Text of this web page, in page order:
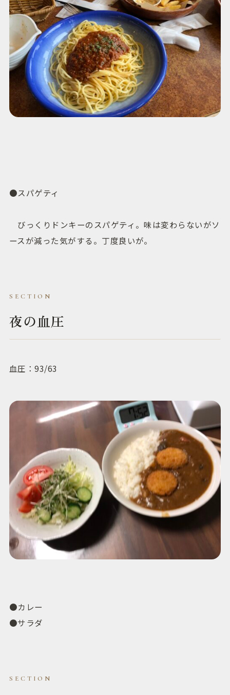
●スパゲティ
びっくりドンキーのスパゲティ。味は変わらないがソ
ースが減った気がする。丁度良いが。
夜の血圧
血圧：93/63
●カレー
●サラダ